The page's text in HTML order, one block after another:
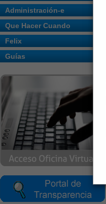
Administración-e
Que Hacer Cuando
Felix
Guías